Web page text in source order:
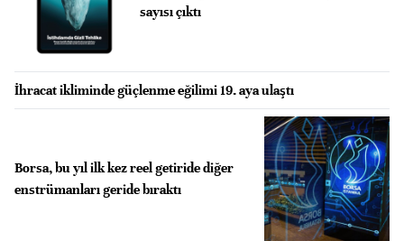
sayısı çıktı
İhracat ikliminde güçlenme eğilimi 19. aya ulaştı
Borsa, bu yıl ilk kez reel getiride diğer
enstrümanları geride bıraktı